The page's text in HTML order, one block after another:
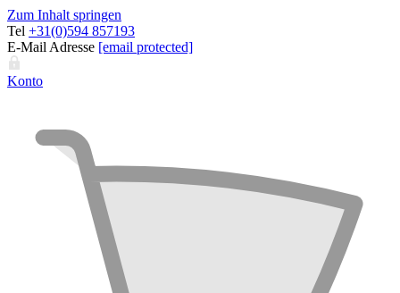
Zum Inhalt springen
Tel +31(0)594 857193
E-Mail Adresse [email protected]
Konto